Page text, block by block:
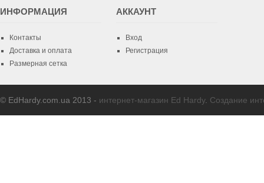
ИНФОРМАЦИЯ
Контакты
Доставка и оплата
Размерная сетка
AККАУНТ
Вход
Регистрация
© EdHardy.com.ua 2013 - интернет-магазин Ed Hardy. Создание